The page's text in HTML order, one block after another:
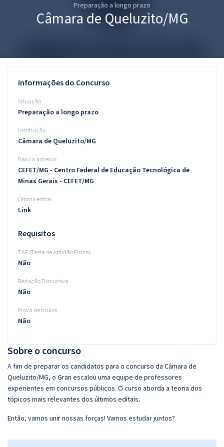
Graduação
Questões grátis
Blog
Aprovados
Preparação a longo prazo
Câmara de Queluzito/MG
Sobre o concurso
A fim de preparar os candidatos para o concurso da Câmara de
Queluzito/MG, o Gran escalou uma equipe de professores
experientes em concursos públicos. O curso aborda a teoria dos
tópicos mais relevantes dos últimos editais.
Então, vamos unir nossas forças! Vamos estudar juntos?
Informações do Concurso
Situação
Preparação a longo prazo
Instituição
Câmara de Queluzito/MG
Banca anterior
CEFET/MG - Centro Federal de Educação Tecnológica de
Minas Gerais - CEFET/MG
Último edital
Link
Requisitos
TAF (Teste de Aptidão Física)
Não
Redação Discursiva
Não
Prova de títulos
Não